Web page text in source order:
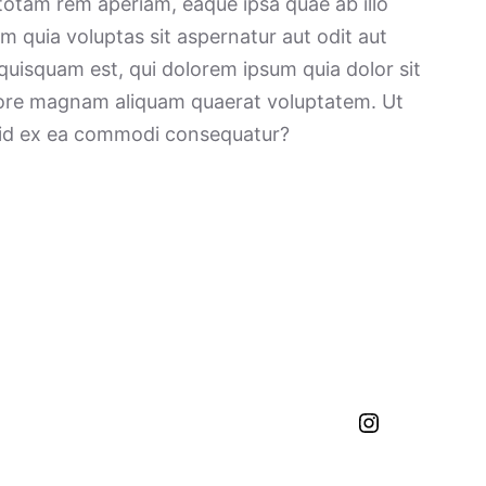
quia voluptas sit aspernatur aut odit aut
est, qui dolorem ipsum quia dolor sit
magnam aliquam quaerat voluptatem. Ut
ex ea commodi consequatur?
Instagram